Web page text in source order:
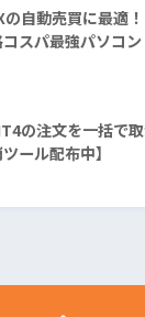
の自動売買に最適
スパ最強パソコン
の注文を一括で
ール配布中】